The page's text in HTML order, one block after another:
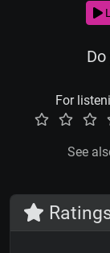
For
See